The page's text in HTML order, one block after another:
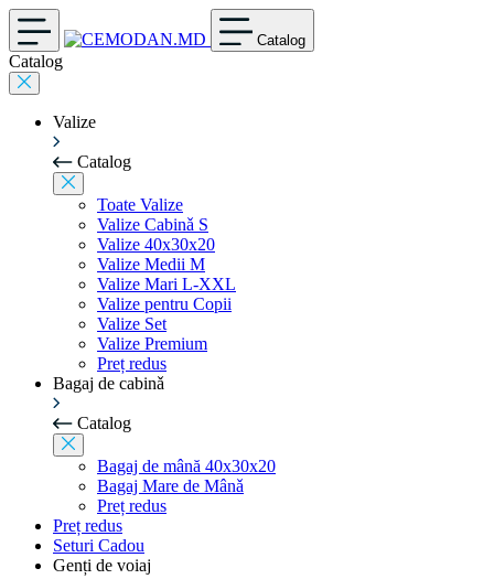
Catalog
Catalog
Valize
Catalog
Toate Valize
Valize Cabinǎ S
Valize 40x30x20
Valize Medii M
Valize Mari L-XXL
Valize pentru Copii
Valize Set
Valize Premium
Preț redus
Bagaj de cabinǎ
Catalog
Bagaj de mână 40x30x20
Bagaj Mare de Mânǎ
Preț redus
Preț redus
Seturi Cadou
Genți de voiaj